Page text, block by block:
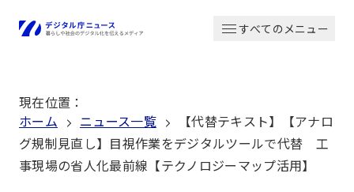
本
文
動
すべてのメニュー
現在位置 ：
ホーム
ニュース一覧
【代替テキスト】【アナロ
グ規制見直し】目視作業をデジタルツールで代替 工
事現場の省人化最前線【テクノロジーマップ活用】